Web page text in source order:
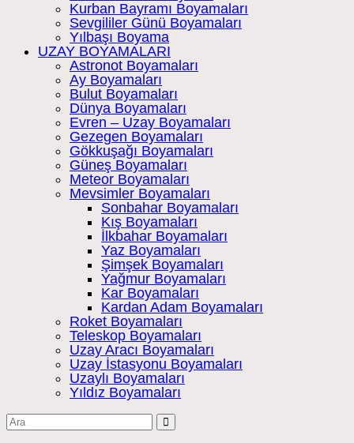
Kurban Bayramı Boyamaları
Sevgililer Günü Boyamaları
Yılbaşı Boyama
UZAY BOYAMALARI
Astronot Boyamaları
Ay Boyamaları
Bulut Boyamaları
Dünya Boyamaları
Evren – Uzay Boyamaları
Gezegen Boyamaları
Gökkuşağı Boyamaları
Güneş Boyamaları
Meteor Boyamaları
Mevsimler Boyamaları
Sonbahar Boyamaları
Kış Boyamaları
İlkbahar Boyamaları
Yaz Boyamaları
Şimşek Boyamaları
Yağmur Boyamaları
Kar Boyamaları
Kardan Adam Boyamaları
Roket Boyamaları
Teleskop Boyamaları
Uzay Aracı Boyamaları
Uzay İstasyonu Boyamaları
Uzaylı Boyamaları
Yıldız Boyamaları